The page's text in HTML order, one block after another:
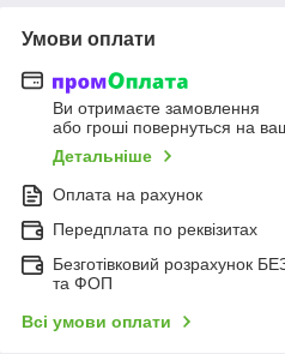
Умови оплати
Ви отримаєте замовлення
або гроші повернуться на
Детальніше
Оплата на рахунок
Передплата по реквізитах
Безготівковий розрахунок
та ФОП
Всі умови оплати